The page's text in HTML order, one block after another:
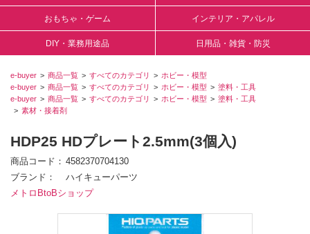
おもちゃ・ゲーム インテリア・アパレル
DIY・業務用途品 日用品・雑貨・防災
e-buyer 商品一覧 すべてのカテゴリ
ホビー・模型
e-buyer
商品一覧 すべてのカテゴリ ホビー・模型
塗料・工具
e-buyer
商品一覧 すべてのカテゴリ ホビー・模型
塗料・工具
素材・接着剤
HDP25 HDプレート2.5mm(3個入)
商品コード
4582370704130
ブランド
ハイキューパーツ
メトロBtoBショップ